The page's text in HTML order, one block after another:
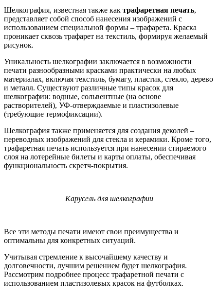
Шелкография, известная также как трафаретная печать,
представляет собой способ нанесения изображений с
использованием специальной формы – трафарета. Краска
проникает сквозь трафарет на текстиль, формируя желаемый
рисунок.
Уникальность шелкографии заключается в возможности
печати разнообразными красками практически на любых
материалах, включая текстиль, бумагу, пластик, стекло, дерево
и металл. Существуют различные типы красок для
шелкографии: водные, сольвентные (на основе
растворителей), УФ-отверждаемые и пластизолевые
(требующие термофиксации).
Шелкография также применяется для создания деколей –
переводных изображений для стекла и керамики. Кроме того,
трафаретная печать используется при нанесении стираемого
слоя на лотерейные билеты и карты оплаты, обеспечивая
функциональность скретч-покрытия.
Карусель для шелкографии
Все эти методы печати имеют свои преимущества и
оптимальны для конкретных ситуаций.
Учитывая стремление к высочайшему качеству и
долговечности, лучшим решением будет шелкография.
Рассмотрим подробнее процесс трафаретной печати с
использованием пластизолевых красок на футболках.